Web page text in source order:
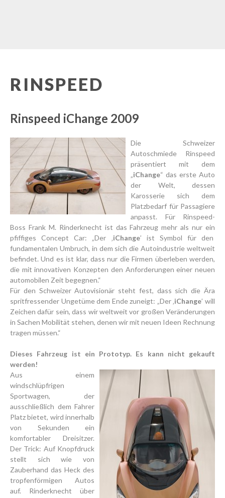
RINSPEED
Rinspeed iChange 2009
Die Schweizer
Autoschmiede Rinspeed
präsentiert mit dem
„iChange“ das erste Auto
der Welt, dessen
Karosserie sich dem
Platzbedarf für Passagiere
anpasst. Für Rinspeed-
Boss Frank M. Rinderknecht ist das Fahrzeug mehr als nur ein
pfiffiges Concept Car: „Der ‚iChange’ ist Symbol für den
fundamentalen Umbruch, in dem sich die Autoindustrie weltweit
befindet. Und es ist klar, dass nur die Firmen überleben werden,
die mit innovativen Konzepten den Anforderungen einer neuen
automobilen Zeit begegnen.“
Für den Schweizer Autovisionär steht fest, dass sich die Ära
spritfressender Ungetüme dem Ende zuneigt: „Der ‚iChange’ will
Zeichen dafür sein, dass wir weltweit vor großen Veränderungen
in Sachen Mobilität stehen, denen wir mit neuen Ideen Rechnung
tragen müssen.“
Dieses Fahrzeug ist ein Prototyp. Es kann nicht gekauft
werden!
Aus einem
windschlüpfrigen
Sportwagen, der
ausschließlich dem Fahrer
Platz bietet, wird innerhalb
von Sekunden ein
komfortabler Dreisitzer.
Der Trick: Auf Knopfdruck
stellt sich wie von
Zauberhand das Heck des
tropfenförmigen Autos
auf. Rinderknecht über